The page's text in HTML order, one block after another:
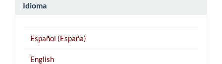
Idioma
Español (España)
English